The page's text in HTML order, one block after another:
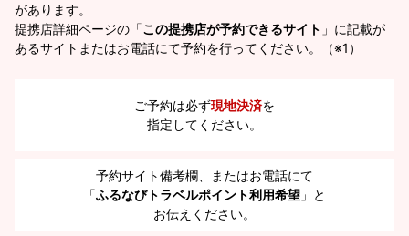
があります。
提携店詳細ページの「この提携店が予約できるサイト 」に記載が
あるサイトまたはお電話にて予約を行ってください。（※1）
ご予約は必ず現地決済を
指定してください。
予約サイト備考欄、またはお電話にて
「ふるなびトラベルポイント利用希望 」と
お伝えください。